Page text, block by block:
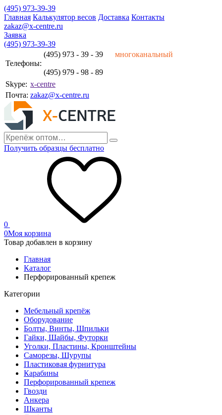
(495) 973-39-39
Главная Калькулятор весов Доставка Контакты
zakaz@x-centre.ru
Заявка
(495) 973-39-39
Телефоны:
(495) 973 - 39 - 39 многоканальный
(495) 979 - 98 - 89
Skype: x-centre
Почта: zakaz@x-centre.ru
Получить образцы бесплатно
0
0Моя корзина
Товар добавлен в корзину
Главная
Каталог
Перфорированный крепеж
Категории
Мебельный крепёж
Оборудование
Болты, Винты, Шпильки
Гайки, Шайбы, Футорки
Уголки, Пластины, Кронштейны
Саморезы, Шурупы
Пластиковая фурнитура
Карабины
Перфорированный крепеж
Гвозди
Анкера
Шканты